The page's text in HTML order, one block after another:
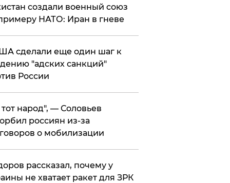
создали военный союз
НАТО: Иран в гневе
сделали еще один шаг к
"адских санкций"
России
народ", — Соловьев
россиян из-за
о мобилизации
рассказал, почему у
не хватает ракет для ЗРК